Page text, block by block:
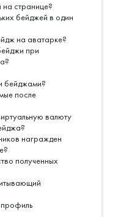
на странице?
бейджей в один
на аватарке?
при
бейджами?
после
валюту
награжден
полученных